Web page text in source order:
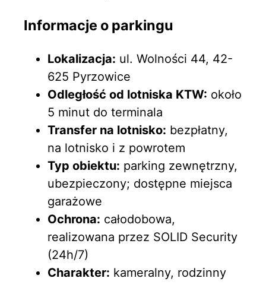
Informacje o parkingu
Lokalizacja: ul. Wolności 44, 42-
625 Pyrzowice
Odległość od lotniska KTW: około
5 minut do terminala
Transfer na lotnisko: bezpłatny,
na lotnisko i z powrotem
Typ obiektu: parking zewnętrzny,
ubezpieczony; dostępne miejsca
garażowe
Ochrona: całodobowa,
realizowana przez SOLID Security
(24h/7)
Charakter: kameralny, rodzinny